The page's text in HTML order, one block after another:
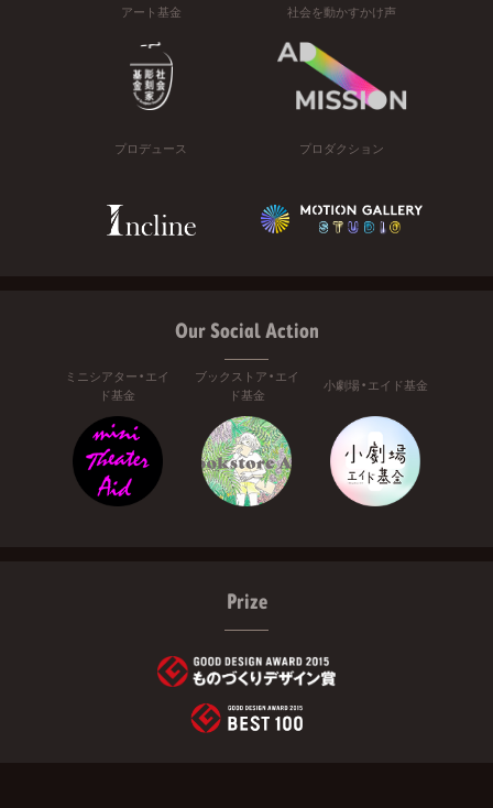
アート基金 社会を動かすかけ声
プロデュース プロダクション
Our Social Action
ミニシアター・エイ
ド基金
ブックストア・エイ
ド基金
小劇場・エイド基金
Prize